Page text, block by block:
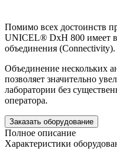
Помимо всех достоинств
UNICEL® DxH 800 имеет
объединения (Connectivity).
Объединение нескольких
позволяет значительно
лаборатории без
оператора.
Заказать оборудование
Полное описание
Характеристики